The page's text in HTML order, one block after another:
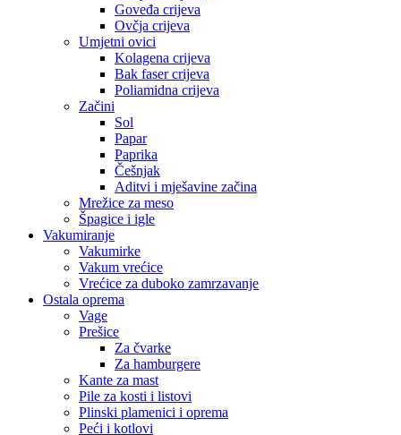
Goveđa crijeva
Ovčja crijeva
Umjetni ovici
Kolagena crijeva
Bak faser crijeva
Poliamidna crijeva
Začini
Sol
Papar
Paprika
Češnjak
Aditvi i mješavine začina
Mrežice za meso
Špagice i igle
Vakumiranje
Vakumirke
Vakum vrećice
Vrećice za duboko zamrzavanje
Ostala oprema
Vage
Prešice
Za čvarke
Za hamburgere
Kante za mast
Pile za kosti i listovi
Plinski plamenici i oprema
Peći i kotlovi